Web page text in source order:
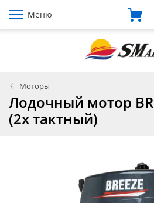
Меню
Моторы
Лодочный мотор
(2х тактный)